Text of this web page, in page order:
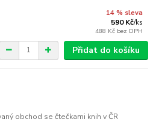
14 % sleva
590 Kč/ks
488 Kč bez DPH
Přidat do košíku
obchod se čtečkami knih v ČR